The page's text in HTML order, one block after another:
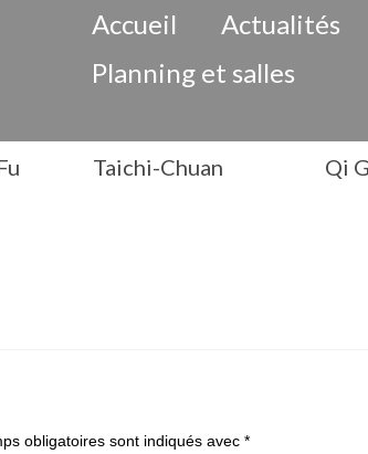
Accueil Actualités
Planning et salles
Taichi-Chuan Qi
obligatoires sont indiqués avec *